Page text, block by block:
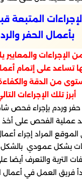
المتبعة
بأعمال الحفر
الإجراءات والمعايير
تساعد على إتمام
من الدقة
أبرز تلك الإجراءات
وردم بإجراء فحص شامل
عملية الفحص على أخذ
المراد إجراء
بشكل عمودي بالشكل
التربة والتعرف أيضا
فريق العمل في أعمال